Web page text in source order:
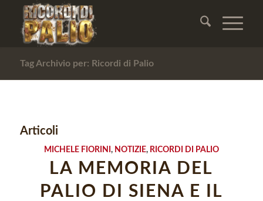
Tag Archivio per: Ricordi di Palio
Articoli
MICHELE FIORINI , NOTIZIE, RICORDI DI PALIO
LA MEMORIA DEL
PALIO DI SIENA E IL